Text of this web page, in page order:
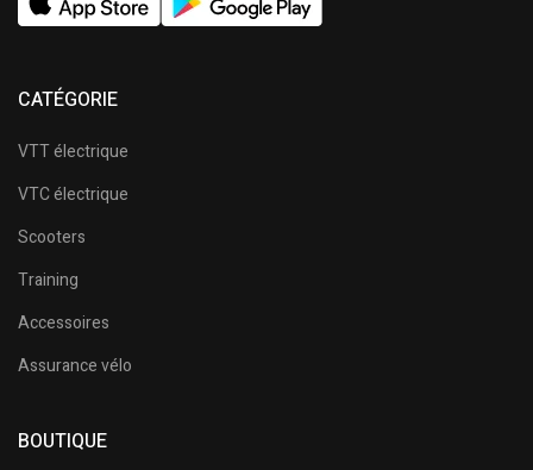
CATÉGORIE
VTT électrique
VTC électrique
Scooters
Training
Accessoires
Assurance vélo
BOUTIQUE